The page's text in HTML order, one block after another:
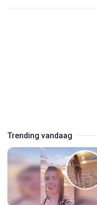
Trending vandaag